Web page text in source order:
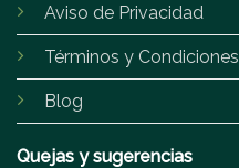
Aviso de Privacidad
Términos y Condiciones
Blog
Quejas y sugerencias